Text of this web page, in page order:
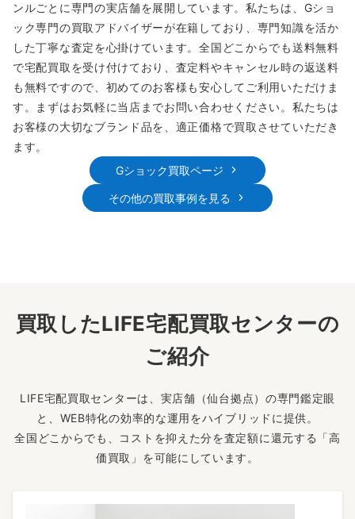
ンルごとに専門の実店舗を展開しています。私たちは、Gショ
ック専門の買取アドバイザーが在籍しており、専門知識を活か
した丁寧な査定を心掛けています。全国どこからでも送料無料
で宅配買取を受け付けており、査定料やキャンセル時の返送料
も無料ですので、初めてのお客様も安心してご利用いただけま
す。まずはお気軽に当店までお問い合わせください。私たちは
お客様の大切なブランド品を、適正価格で買取させていただき
ます。
Gショック買取ページ
その他の買取事例を見る
買取したLIFE宅配買取センターの
ご紹介
LIFE宅配買取センターは、実店舗（仙台拠点）の専門鑑定眼
と、WEB特化の効率的な運用をハイブリッドに提供。
全国どこからでも、コストを抑えた分を査定額に還元する「高
価買取」を可能にしています。